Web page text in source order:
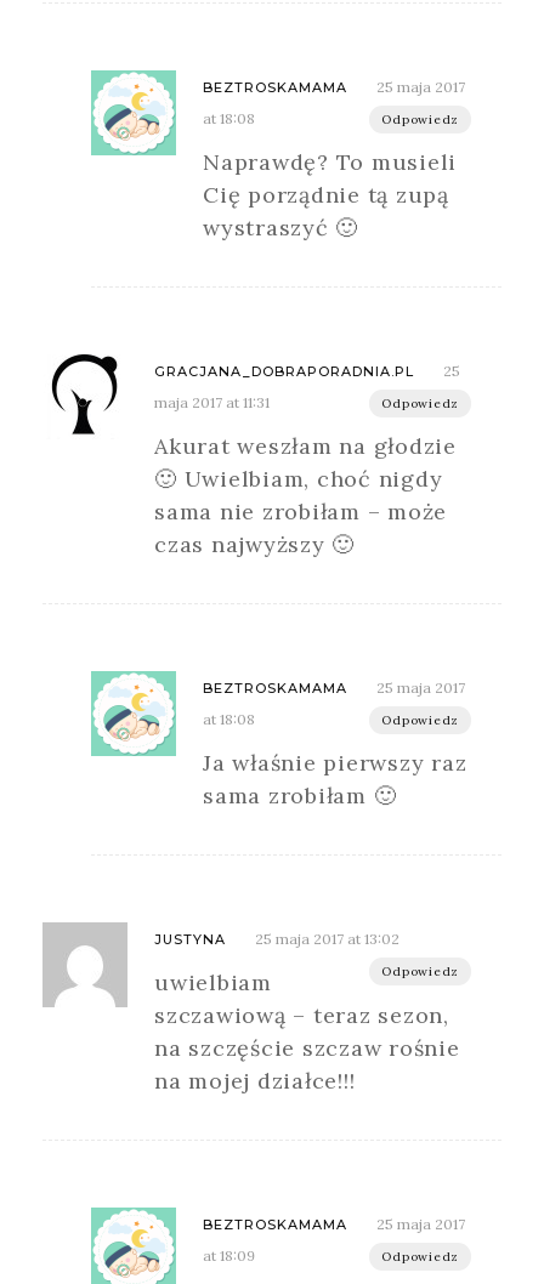
BEZTROSKAMAMA
25 maja 2017
at 18:08
Odpowiedz
Naprawdę? To musieli
Cię porządnie tą zupą
wystraszyć 🙂
GRACJANA_DOBRAPORADNIA.PL
25
maja 2017 at 11:31
Odpowiedz
Akurat weszłam na głodzie
🙂 Uwielbiam, choć nigdy
sama nie zrobiłam – może
czas najwyższy 🙂
BEZTROSKAMAMA
25 maja 2017
at 18:08
Odpowiedz
Ja właśnie pierwszy raz
sama zrobiłam 🙂
JUSTYNA 25 maja 2017 at 13:02
Odpowiedz
uwielbiam
szczawiową – teraz sezon,
na szczęście szczaw rośnie
na mojej działce!!!
BEZTROSKAMAMA
25 maja 2017
at 18:09
Odpowiedz